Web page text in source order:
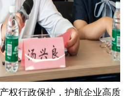
权行政保护，护航企业高质